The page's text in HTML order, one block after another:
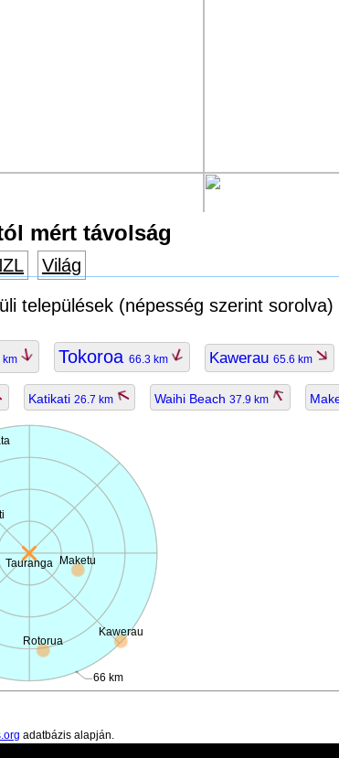
mért távolság
Világ
települések (népesség szerint sorolva)
km Tokoroa 66.3 km Kawerau 65.6 km
Katikati 26.7 km Waihi Beach 37.9 km
Tauranga
66 km
Rotorua
Kawerau
Maketu
adatbázis alapján.